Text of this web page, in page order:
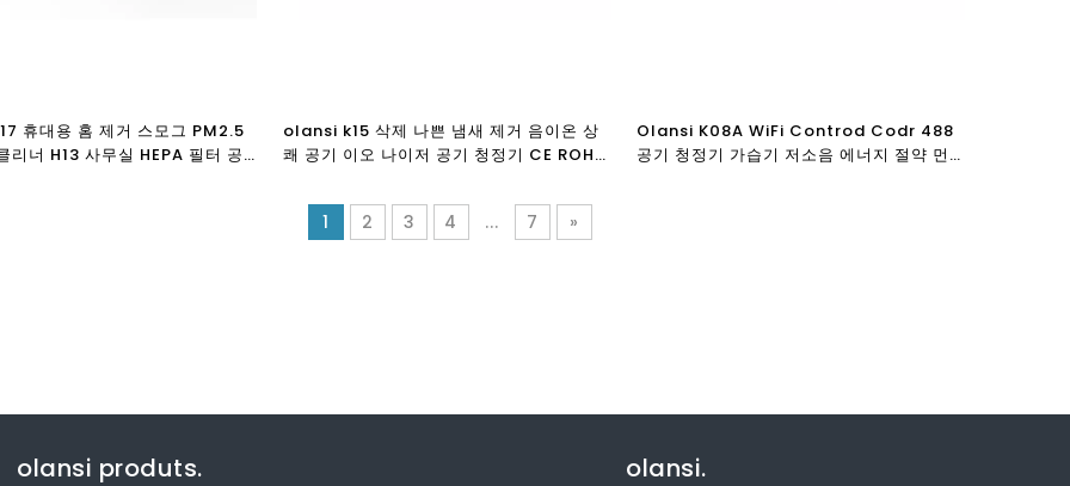
휴대용 홈 제거 스모그 PM2.5
리너 H13 사무실 HEPA 필터 공
olansi k15 삭제 나쁜 냄새 제거 음이온 상
쾌 공기 이오 나이저 공기 청정기 CE ROHS
Olansi K08A WiFi Controd Codr 488
공기 청정기 가습기 저소음 에너지 절약 먼
1 2 3 4 ... 7 »
olansi produts. olansi.